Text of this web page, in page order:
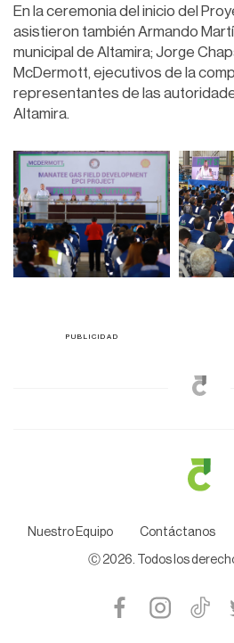
En la ceremonia del inicio del
asistieron también Armando
municipal de Altamira; Jorge
McDermott, ejecutivos de la
representantes de las
Altamira.
Nuestro Equipo Contáctanos
Ⓒ 2026. Todos los